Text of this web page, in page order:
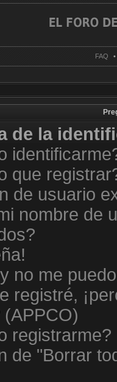
FAQ •
de la
que
de usuario
nombre de
no me
registré,
registrarme?
de "Borrar